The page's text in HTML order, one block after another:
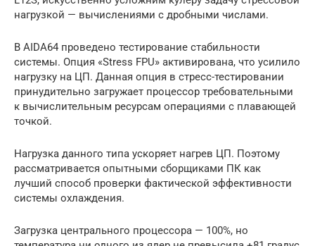
нагрузкой — вычислениями с дробными числами.
В AIDA64 проведено тестирование стабильности
системы. Опция «Stress FPU» активирована, что усилило
нагрузку на ЦП. Данная опция в стресс-тестировании
принудительно загружает процессор требовательными
к вычислительным ресурсам операциями с плавающей
точкой.
Нагрузка данного типа ускоряет нагрев ЦП. Поэтому
рассматривается опытными сборщиками ПК как
лучший способ проверки фактической эффективности
системы охлаждения.
Загрузка центрального процессора — 100%, но